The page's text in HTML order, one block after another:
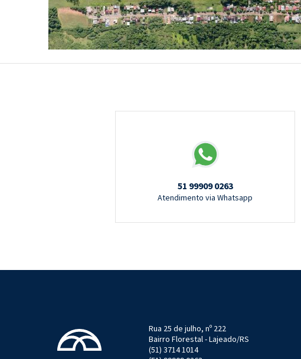
51 99909 0263
Atendimento via Whatsapp
Rua 25 de julho, nº 222
Bairro Florestal - Lajeado/RS
(51) 3714 1014